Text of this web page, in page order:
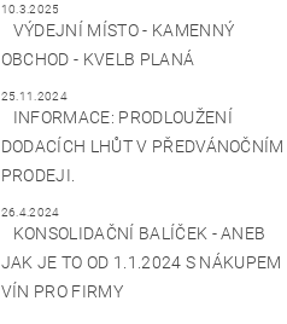
10.3.2025
VÝDEJNÍ MÍSTO - KAMENNÝ
OBCHOD - KVELB PLANÁ
25.11.2024
INFORMACE: PRODLOUŽENÍ
DODACÍCH LHŮT V PŘEDVÁNOČNÍM
PRODEJI.
26.4.2024
KONSOLIDAČNÍ BALÍČEK - ANEB
JAK JE TO OD 1.1.2024 S NÁKUPEM
VÍN PRO FIRMY